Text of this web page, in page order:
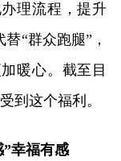
理流程，提升
“群众跑腿”，
暖心。截至目
到这个福利。
幸福有感